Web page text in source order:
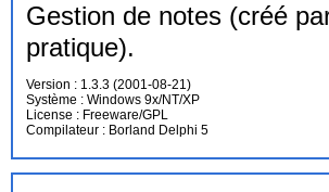
Gestion de notes (créé
pratique).
Version : 1.3.3 (2001-08-21)
Système : Windows 9x/NT/XP
License : Freeware/GPL
Compilateur : Borland Delphi 5